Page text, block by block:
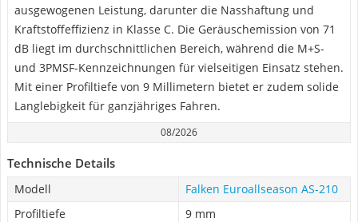
ausgewogenen Leistung, darunter die Nasshaftung und
Kraftstoffeffizienz in Klasse C. Die Geräuschemission von 71
dB liegt im durchschnittlichen Bereich, während die M+S-
und 3PMSF-Kennzeichnungen für vielseitigen Einsatz stehen.
Mit einer Profiltiefe von 9 Millimetern bietet er zudem solide
Langlebigkeit für ganzjähriges Fahren.
08/2026
Technische Details
Modell
Falken Euroallseason AS-210
Profiltiefe
9 mm